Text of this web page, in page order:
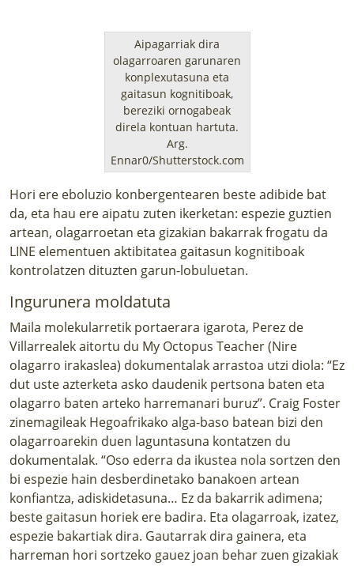
Aipagarriak dira
olagarroaren garunaren
konplexutasuna eta
gaitasun kognitiboak,
bereziki ornogabeak
direla kontuan hartuta.
Arg.
Ennar0/Shutterstock.com
Hori ere eboluzio konbergentearen beste adibide bat
da, eta hau ere aipatu zuten ikerketan: espezie guztien
artean, olagarroetan eta gizakian bakarrak frogatu da
LINE elementuen aktibitatea gaitasun kognitiboak
kontrolatzen dituzten garun-lobuluetan.
Ingurunera moldatuta
Maila molekularretik portaerara igarota, Perez de
Villarrealek aitortu du My Octopus Teacher (Nire
olagarro irakaslea) dokumentalak arrastoa utzi diola: “Ez
dut uste azterketa asko daudenik pertsona baten eta
olagarro baten arteko harremanari buruz”. Craig Foster
zinemagileak Hegoafrikako alga-baso batean bizi den
olagarroarekin duen laguntasuna kontatzen du
dokumentalak. “Oso ederra da ikustea nola sortzen den
bi espezie hain desberdinetako banakoen artean
konfiantza, adiskidetasuna… Ez da bakarrik adimena;
beste gaitasun horiek ere badira. Eta olagarroak, izatez,
espezie bakartiak dira. Gautarrak dira gainera, eta
harreman hori sortzeko gauez joan behar zuen gizakiak